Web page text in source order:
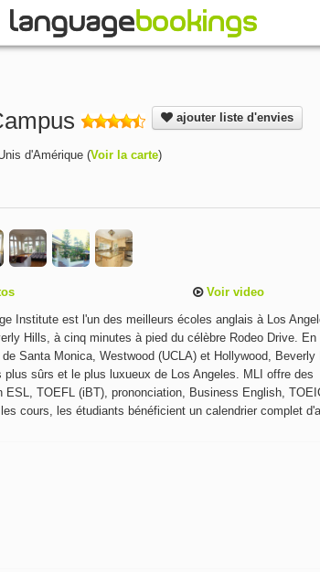
ajouter liste d'envies
d'Amérique (Voir la carte)
Voir video
Institute est l'un des meilleurs écoles anglais à Los
Hills, à cinq minutes à pied du célèbre Rodeo Drive. En
Santa Monica, Westwood (UCLA) et Hollywood, Beverly
plus sûrs et le plus luxueux de Los Angeles. MLI offre des
ESL, TOEFL (iBT), prononciation, Business English,
cours, les étudiants bénéficient un calendrier complet